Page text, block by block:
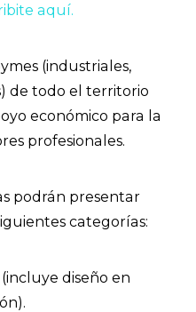
aquí.
(industriales,
de todo el territorio
económico para la
profesionales.
podrán presentar
categorías:
diseño en